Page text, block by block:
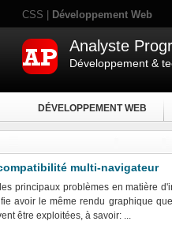
CSS | Développement Web
Analyste
Développement &
DÉVELOPPEMENT WEB
multi-navigateur
principaux problèmes en matière
avoir le même rendu graphique
être exploitées, à savoir: ...